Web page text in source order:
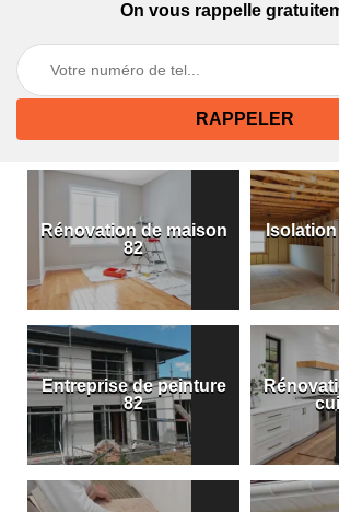
On vous rappelle
Rénovation de maison
82
Entreprise de peinture
82